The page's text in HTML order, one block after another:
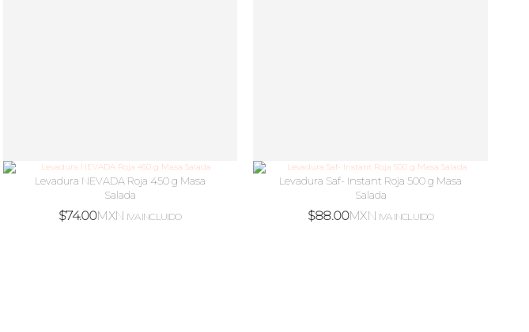
Levadura NEVADA Roja 450 g Masa
Salada
$74.00MXN IVA INCLUIDO
Levadura Saf- Instant Roja 500 g Masa
Salada
$88.00MXN IVA INCLUIDO